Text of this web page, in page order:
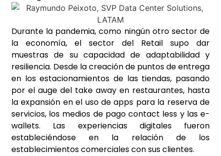
Durante la pandemia, como ningún otro sector de
la economía, el sector del Retail supo dar
muestras de su capacidad de adaptabilidad y
resiliencia. Desde la creación de puntos de entrega
en los estacionamientos de las tiendas, pasando
por el auge del take away en restaurantes, hasta
la expansión en el uso de apps para la reserva de
servicios, los medios de pago contact less y las e-
wallets. Las experiencias digitales fueron
estableciéndose en la relación de los
establecimientos comerciales con sus clientes.